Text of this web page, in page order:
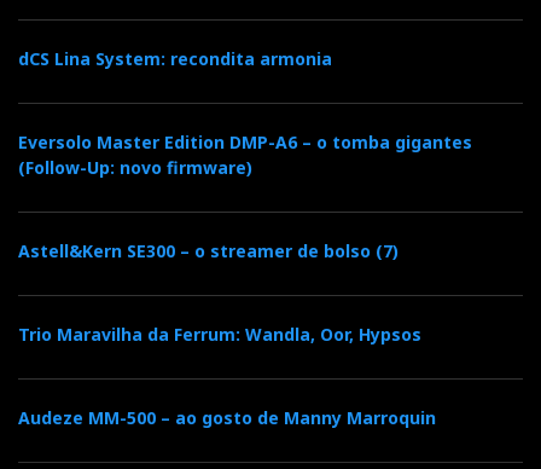
dCS Lina System: recondita armonia
Eversolo Master Edition DMP-A6 – o tomba gigantes
(Follow-Up: novo firmware)
Astell&Kern SE300 – o streamer de bolso (7)
Trio Maravilha da Ferrum: Wandla, Oor, Hypsos
Audeze MM-500 – ao gosto de Manny Marroquin